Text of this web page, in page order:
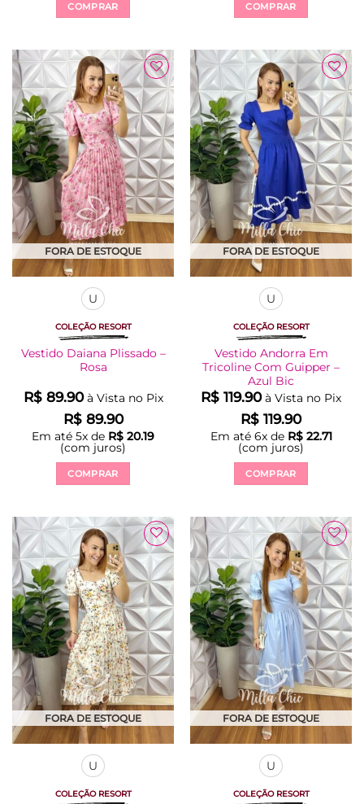
COMPRAR
tem
várias
variantes.
As
opções
podem
ser
escolhidas
na
página
do
produto
COMPRAR
tem
várias
variantes.
As
opções
podem
ser
escolhidas
na
página
do
produto
Adicionar
à Lista
FORA DE ESTOQUE
U
COLEÇÃO RESORT
Vestido Daiana Plissado –
Rosa
R$89.90 à Vista no Pix
R$89.90
Em até 5x de R$ 20.19
(com juros)
COMPRAR
tem
várias
variantes.
As
opções
podem
ser
escolhidas
na
página
do
produto
Adicionar
à Lista
FORA DE ESTOQUE
U
COLEÇÃO RESORT
Vestido Andorra Em
Tricoline Com Guipper –
Azul Bic
R$ 119.90 à Vista no Pix
R$ 119.90
Em até 6x de R$22.71
(com juros)
COMPRAR
tem
várias
variantes.
As
opções
podem
ser
escolhidas
na
página
do
produto
Adicionar
à Lista
FORA DE ESTOQUE
U
COLEÇÃO RESORT
Adicionar
à Lista
FORA DE ESTOQUE
U
COLEÇÃO RESORT